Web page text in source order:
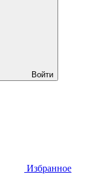
Войти
Избранное